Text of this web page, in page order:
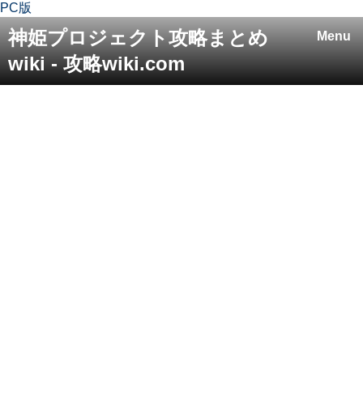
PC版
Menu
神姫プロジェクト攻略まとめ
wiki - 攻略wiki.com